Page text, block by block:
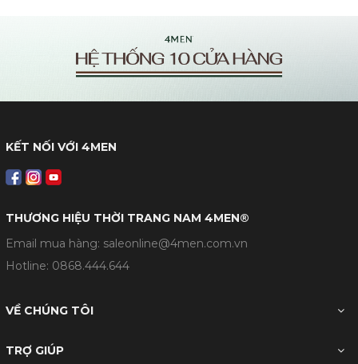
KẾT NỐI VỚI 4MEN
THƯƠNG HIỆU THỜI TRANG NAM 4MEN®
Email mua hàng: saleonline@4men.com.vn
Hotline: 0868.444.644
VỀ CHÚNG TÔI
TRỢ GIÚP